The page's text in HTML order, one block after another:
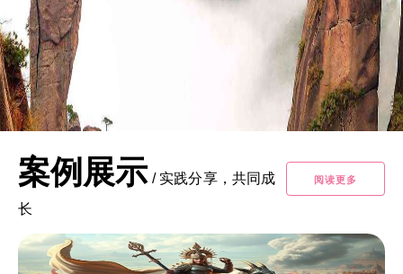
案例展示 / 实践分享，共同成
长
阅读更多